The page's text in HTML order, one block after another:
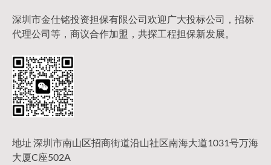
深圳市金仕铭投资担保有限公司欢迎广大投标公司，招标
代理公司等，商议合作加盟，共探工程担保新发展。
地址 深圳市南山区招商街道沿山社区南海大道1031号万海
大厦C座502A